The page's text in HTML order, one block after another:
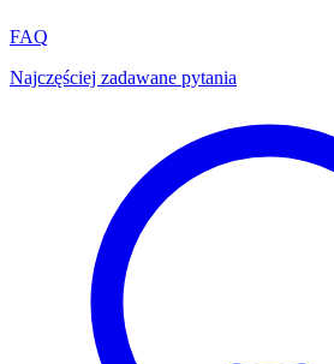
FAQ
Najczęściej zadawane pytania